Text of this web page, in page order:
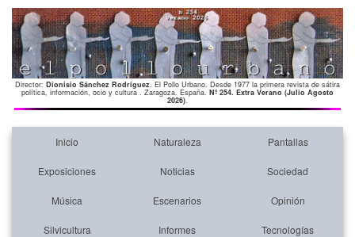
Director: Dionisio Sánchez Rodríguez. El Pollo Urbano. Desde 1977 la primera revista de sátira
política, información, ocio y cultura . Zaragoza. España. Nº 254. Extra Verano (Julio Agosto
2026).
Inicio Naturaleza Pantallas
Exposiciones Noticias Sociedad
Música Escenarios Opinión
Silvicultura Informes Tecnologías